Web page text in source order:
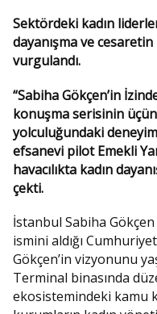
Sektördeki kadın
dayanışma ve
vurgulandı.
“Sabiha Gökçen’in
konuşma serisinin
yolculuğundaki
efsanevi pilot Emekli
havacılıkta kadın
çekti.
İstanbul Sabiha Gökçen
ismini aldığı
Gökçen’in vizyonunu
Terminal binasında
ekosistemindeki kamu